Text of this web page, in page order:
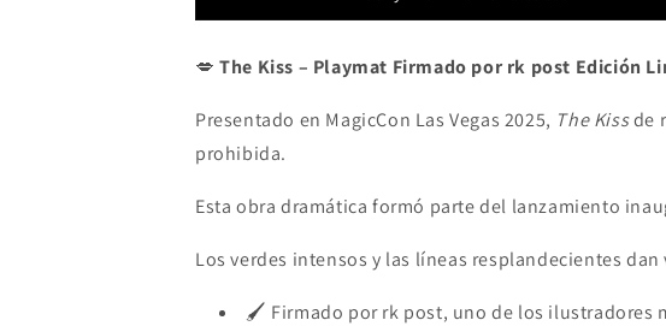
-
limitada
copias]
Tapete
firmado
bordado
Vegas
-
limitada
[150
Tapete
firmado
bordado
💋The Kiss – Playmat Firmado por rk post Edición
Presentado en MagicCon Las Vegas 2025, The Kissde
prohibida.
Esta obra dramática formó parte del lanzamiento
Los verdes intensos y las líneas resplandecientes
🖌️ Firmado por rk post, uno de los ilustradores